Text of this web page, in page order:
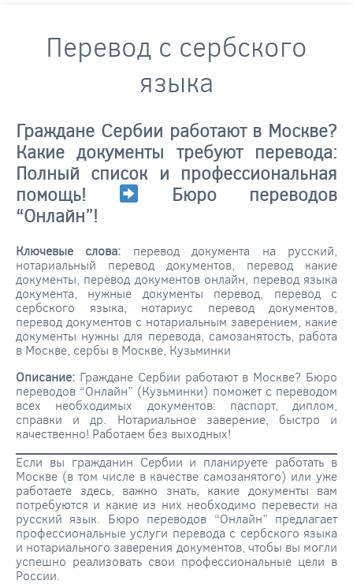
Перевод с сербского
языка
Граждане Сербии работают в Москве?
Какие документы требуют перевода:
Полный список и профессиональная
помощь!
Бюро переводов
“Онлайн”!
Ключевые слова: перевод документа на русский,
нотариальный перевод документов, перевод какие
документы, перевод документов онлайн, перевод языка
документа, нужные документы перевод, перевод с
сербского языка, нотариус перевод документов,
перевод документов с нотариальным заверением, какие
документы нужны для перевода, самозанятость, работа
в Москве, сербы в Москве, Кузьминки
Описание: Граждане Сербии работают в Москве? Бюро
переводов “Онлайн” (Кузьминки) поможет с переводом
всех необходимых документов: паспорт, диплом,
справки и др. Нотариальное заверение, быстро и
качественно! Работаем без выходных!
Если вы гражданин Сербии и планируете работать в
Москве (в том числе в качестве самозанятого) или уже
работаете здесь, важно знать, какие документы вам
потребуются и какие из них необходимо перевести на
русский язык. Бюро переводов “Онлайн” предлагает
профессиональные услуги перевода с сербского языка
и нотариального заверения документов, чтобы вы могли
успешно реализовать свои профессиональные цели в
России.